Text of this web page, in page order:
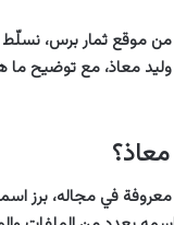
موقع ثمار برس، نسلّط
وليد معاذ، مع توضيح
في مجاله، برز